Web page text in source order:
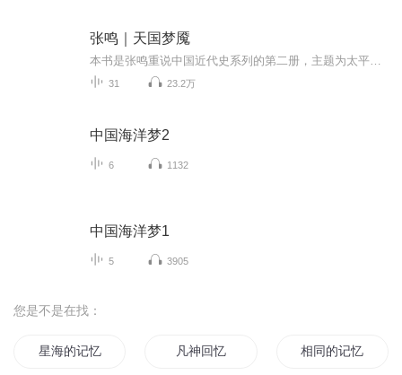
张鸣｜天国梦魇
31 23.2万
中国海洋梦2
6 1132
中国海洋梦1
5 3905
您是不是在找：
星海的记忆 凡神回忆 相同的记忆不同